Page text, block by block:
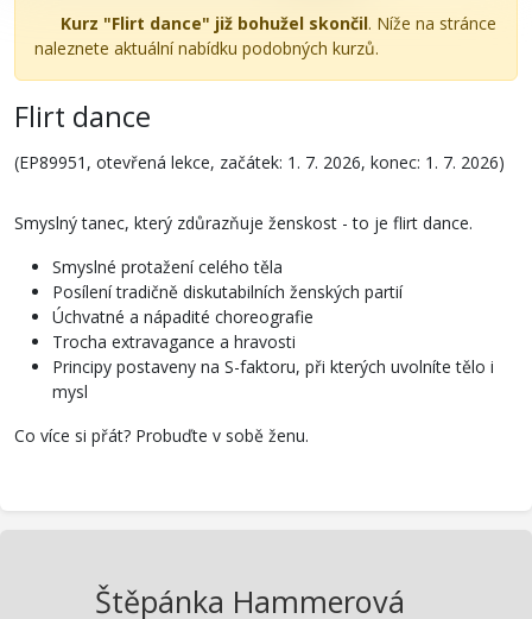
Kurz "Flirt dance" již bohužel skončil. Níže na stránce
naleznete aktuální nabídku podobných kurzů.
Flirt dance
(EP89951, otevřená lekce, začátek: 1. 7. 2026, konec: 1. 7. 2026)
Smyslný tanec, který zdůrazňuje ženskost - to je flirt dance.
Smyslné protažení celého těla
Posílení tradičně diskutabilních ženských partií
Úchvatné a nápadité choreografie
Trocha extravagance a hravosti
Principy postaveny na S-faktoru, při kterých uvolníte tělo i
mysl
Co více si přát? Probuďte v sobě ženu.
Štěpánka Hammerová